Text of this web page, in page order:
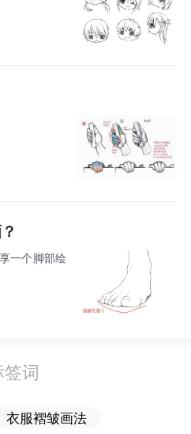
一个脚部绘
词
衣服褶皱画法